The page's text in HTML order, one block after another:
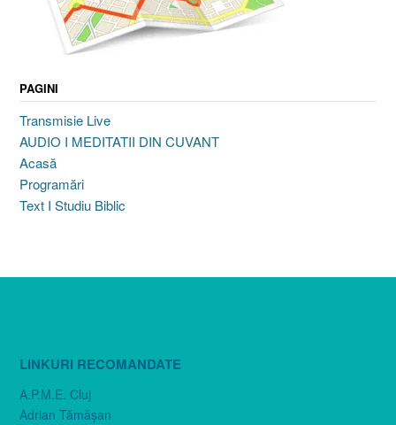
PAGINI
Transmisie Live
AUDIO I MEDITATII DIN CUVANT
Acasă
Programări
Text I Studiu Biblic
LINKURI RECOMANDATE
A.P.M.E. Cluj
Adrian Tămăşan